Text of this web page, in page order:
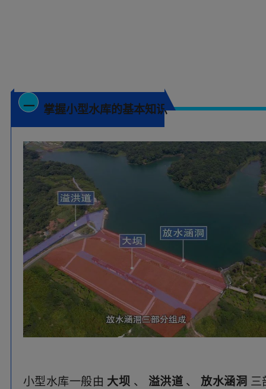
一 掌握小型水库的基本知识
小型水库一般由 大坝 、 溢洪道 、放水涵洞 三